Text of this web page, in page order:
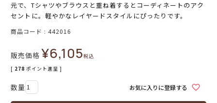
元で、Tシャツやブラウスと重ね着するとコーディネートのアク
セントに。軽やかなレイヤードスタイルにぴったりです。
商品コード 442016
販売価格 ¥6,105税込
[ 278 ポイント進呈 ]
お気に入りに登録する